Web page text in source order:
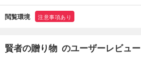
閲覧環境 注意事項あり
賢者の贈り物 のユーザーレビュー